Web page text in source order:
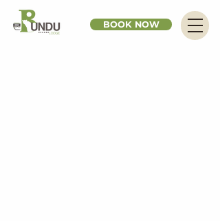
BOOK NOW